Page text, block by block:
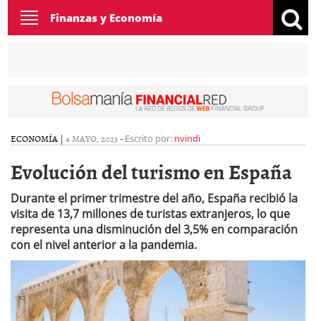
Toggle
navigation
Finanzas y Economía
ECONOMÍA | 4 MAYO, 2023- Escrito por: nvindi
Evolución del turismo en España
Durante el primer trimestre del año, España recibió la
visita de 13,7 millones de turistas extranjeros, lo que
representa una disminución del 3,5% en comparación
con el nivel anterior a la pandemia.